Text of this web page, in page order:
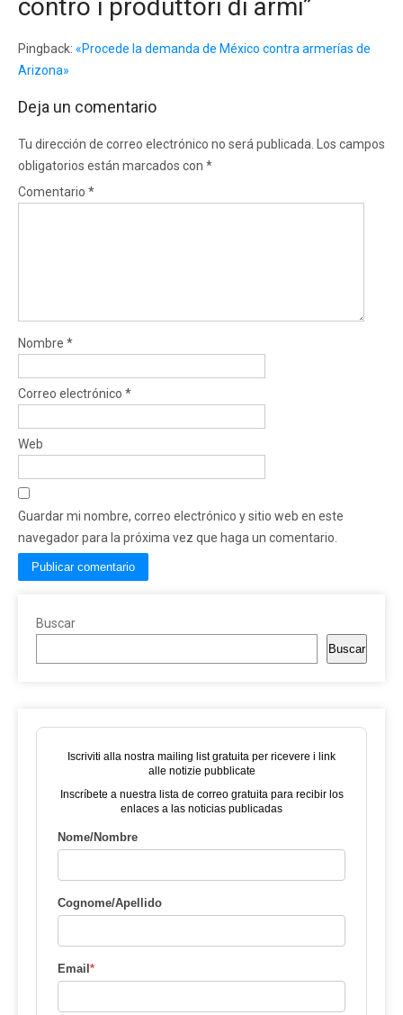
contro i produttori di armi”
Pingback: «Procede la demanda de México contra armerías de
Arizona»
Deja un comentario
Tu dirección de correo electrónico no será publicada.
Los campos
obligatorios están marcados con *
Comentario *
Nombre *
Correo electrónico *
Web
Guardar mi nombre, correo electrónico y sitio web en este
navegador para la próxima vez que haga un comentario.
Buscar
Buscar
Iscriviti alla nostra mailing list gratuita per ricevere i link
alle notizie pubblicate
Inscríbete a nuestra lista de correo gratuita para recibir los
enlaces a las noticias publicadas
Nome/Nombre
Cognome/Apellido
Email*